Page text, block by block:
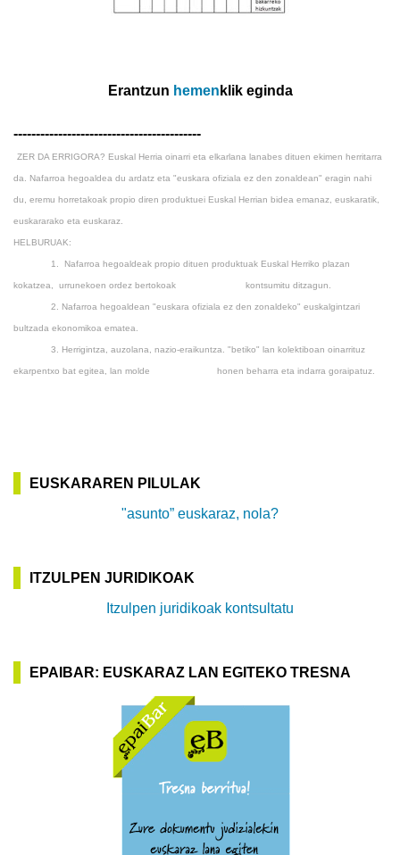
Erantzun hemen klik eginda
------------------------------------------
ZER DA ERRIGORA? Euskal Herria oinarri eta elkarlana lanabes dituen ekimen herritarra
da. Nafarroa hegoaldea du ardatz eta "euskara ofiziala ez den zonaldean" eragin nahi
du, eremu horretakoak propio diren produktuei Euskal Herrian bidea emanaz, euskaratik,
euskararako eta euskaraz.
HELBURUAK:
1. Nafarroa hegoaldeak propio dituen produktuak Euskal Herriko plazan
kokatzea, urrunekoen ordez bertokoak kontsumitu ditzagun.
2. Nafarroa hegoaldean "euskara ofiziala ez den zonaldeko" euskalgintzari
bultzada ekonomikoa ematea.
3. Herrigintza, auzolana, nazio-eraikuntza. "betiko" lan kolektiboan oinarrituz
ekarpentxo bat egitea, lan molde honen beharra eta indarra goraipatuz.
EUSKARAREN PILULAK
"asunto” euskaraz, nola?
ITZULPEN JURIDIKOAK
Itzulpen juridikoak kontsultatu
EPAIBAR: EUSKARAZ LAN EGITEKO TRESNA